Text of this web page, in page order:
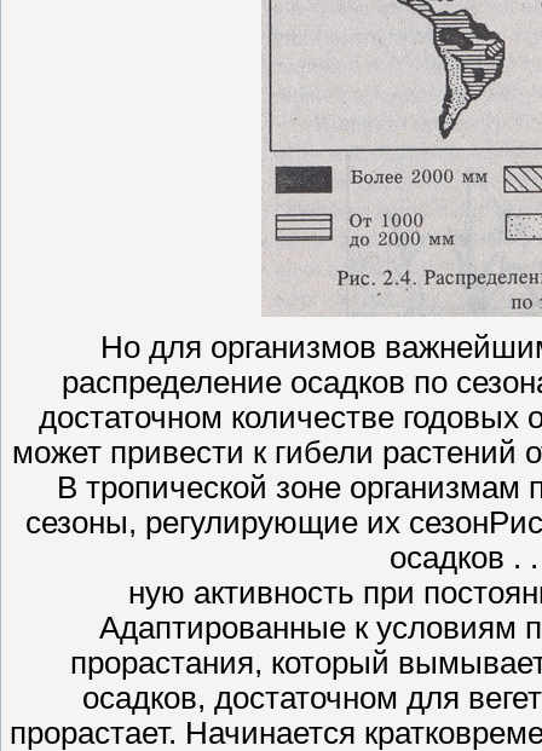
Но для организмов
распределение осадков по
достаточном количестве
может привести к гибели растений
В тропической зоне
сезоны, регулирующие их
осадков .
ную активность при
Адаптированные к условиям
прорастания, который
осадков, достаточном для
прорастает. Начинается